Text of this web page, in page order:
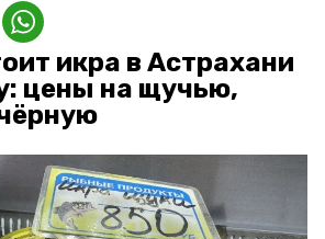
икра в Астрахани
цены на щучью,